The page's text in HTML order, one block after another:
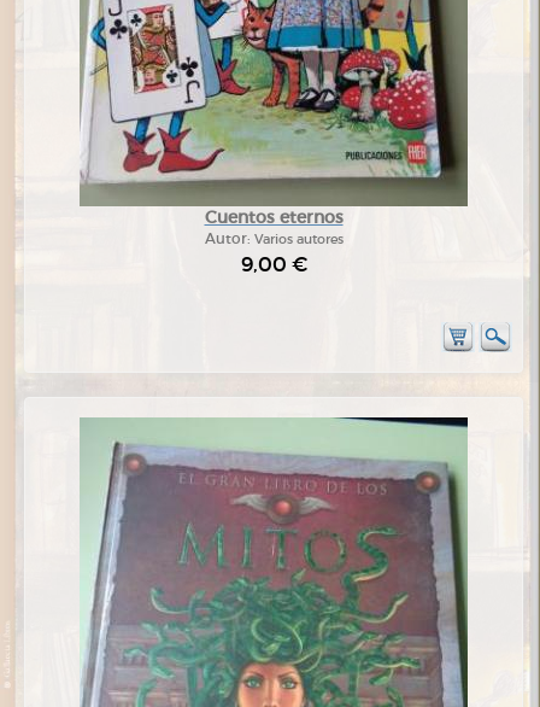
Cuentos eternos
Autor: Varios autores
9,00 €